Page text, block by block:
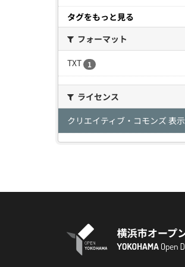
タグをもっと見る
フォーマット
TXT
1
ライセンス
クリエイティブ・コモンズ 表示